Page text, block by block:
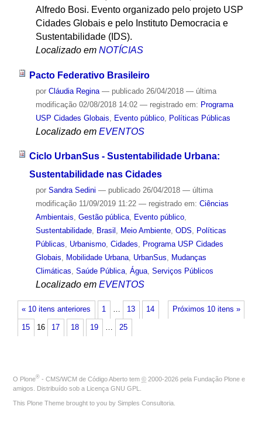
Alfredo Bosi. Evento organizado pelo projeto USP
Cidades Globais e pelo Instituto Democracia e
Sustentabilidade (IDS).
Localizado em NOTÍCIAS
Pacto Federativo Brasileiro
por Cláudia Regina — publicado26/04/2018 — última
modificação02/08/2018 14:02 — registrado em: Programa
USP Cidades Globais
Evento público, Políticas Públicas
Localizado em EVENTOS
Ciclo UrbanSus - Sustentabilidade Urbana:
Sustentabilidade nas Cidades
por Sandra Sedini — publicado26/04/2018 — última
modificação11/09/2019 11:22 — registrado em: Ciências
Ambientais, Gestão pública, Evento público,
Sustentabilidade, Brasil , Meio Ambiente, ODS, Políticas
Públicas, Urbanismo, Cidades, Programa USP Cidades
Globais, Mobilidade Urbana, UrbanSus, Mudanças
Climáticas, Saúde Pública, Água, Serviços Públicos
Localizado em EVENTOS
« 10 itens anteriores Próximos 10 itens »
1 … 13 14
15 16 17 18 19 … 25
O Plone® - CMS/WCM de Código Aberto tem © 2000-2026 pela Fundação Plone e
amigos. Distribuído sob a Licença GNU GPL
This Plone Theme brought to you by Simples Consultoria